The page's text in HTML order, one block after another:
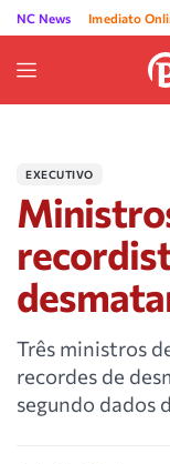
NC News Imediato
EXECUTIVO
Três ministros
recordes de
segundo dados